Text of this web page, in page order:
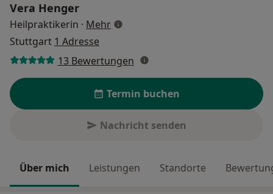
Vera Henger
Heilpraktikerin · Mehrüber Spezialisierungen
Stuttgart 1 Adresse
13 Bewertungen
Termin buchen
Nachricht senden
Über mich Leistungen Standorte